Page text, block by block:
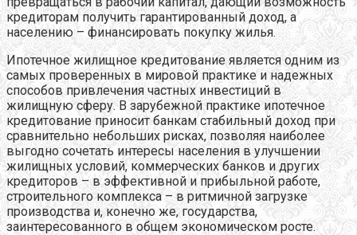
кредиторам получить гарантированный доход, а
населению – финансировать покупку жилья.
Ипотечное жилищное кредитование является одним из
самых проверенных в мировой практике и надежных
способов привлечения частных инвестиций в
жилищную сферу. В зарубежной практике ипотечное
кредитование приносит банкам стабильный доход при
сравнительно небольших рисках, позволяя наиболее
выгодно сочетать интересы населения в улучшении
жилищных условий, коммерческих банков и других
кредиторов – в эффективной и прибыльной работе,
строительного комплекса – в ритмичной загрузке
производства и, конечно же, государства,
заинтересованного в общем экономическом росте.